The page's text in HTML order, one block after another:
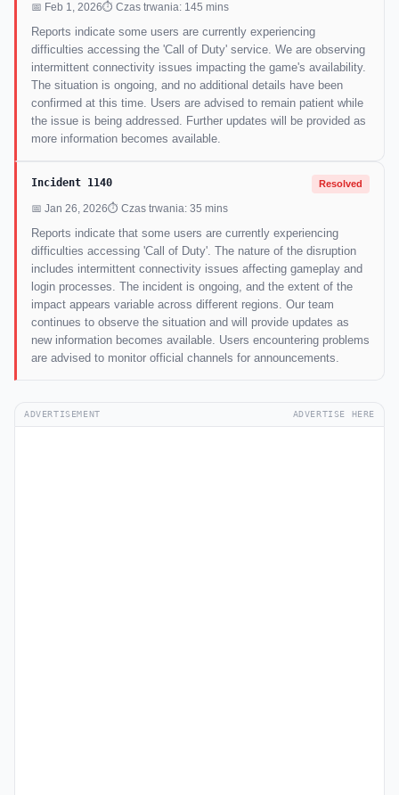
📅 Feb 1, 2026⏱ Czas trwania: 145 mins
Reports indicate some users are currently experiencing
difficulties accessing the 'Call of Duty' service. We are observing
intermittent connectivity issues impacting the game's availability.
The situation is ongoing, and no additional details have been
confirmed at this time. Users are advised to remain patient while
the issue is being addressed. Further updates will be provided as
more information becomes available.
Incident 1140 Resolved
📅 Jan 26, 2026⏱ Czas trwania: 35 mins
Reports indicate that some users are currently experiencing
difficulties accessing 'Call of Duty'. The nature of the disruption
includes intermittent connectivity issues affecting gameplay and
login processes. The incident is ongoing, and the extent of the
impact appears variable across different regions. Our team
continues to observe the situation and will provide updates as
new information becomes available. Users encountering problems
are advised to monitor official channels for announcements.
ADVERTISEMENT ADVERTISE HERE